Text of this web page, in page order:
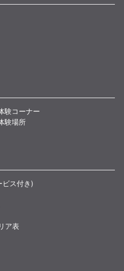
験コーナー
験場所
ビス付き)
ア表